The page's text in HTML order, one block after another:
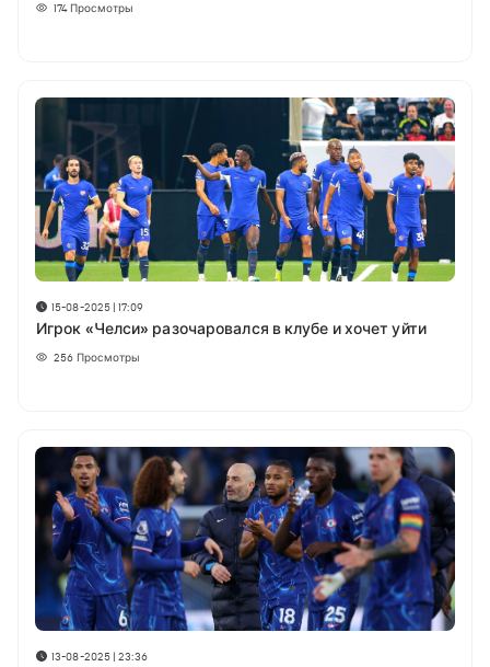
174 Просмотры
15-08-2025 | 17:09
Игрок «Челси» разочаровался в клубе и хочет уйти
256 Просмотры
13-08-2025 | 23:36